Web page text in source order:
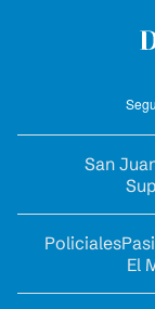
San
Policiales
El